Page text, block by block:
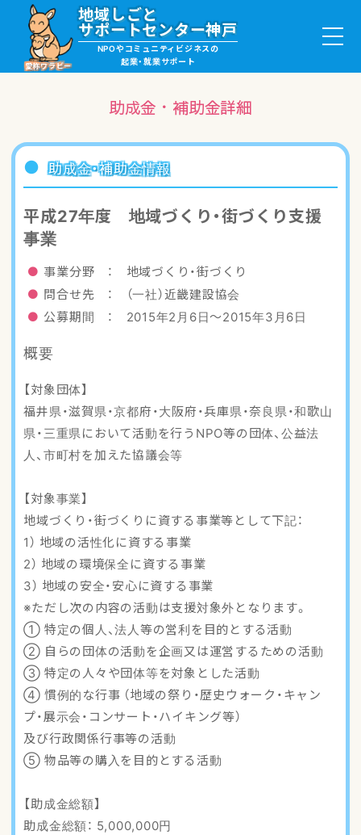
愛称ワラビー
地域しごと
サポートセンター神戸
NPOやコミュニティビジネスの
起業・就業サポート
就職・ボランティア情報
助成金・補助金情報
ご登録・お問い合わせ
助成金・補助金詳細
助成金・補助金情報
平成27年度 地域づくり・街づくり支援
事業
事業分野 ： 地域づくり・街づくり
問合せ先 ： （一社）近畿建設協会
公募期間 ： 2015年2月6日〜2015年3月6日
概要
【対象団体】
福井県・滋賀県・京都府・大阪府・兵庫県・奈良県・和歌山
県・三重県において活動を行うNPO等の団体、公益法
人、市町村を加えた協議会等
【対象事業】
地域づくり・街づくりに資する事業等として下記：
1） 地域の活性化に資する事業
2） 地域の環境保全に資する事業
3） 地域の安全・安心に資する事業
※ただし次の内容の活動は支援対象外となります。
① 特定の個人、法人等の営利を目的とする活動
② 自らの団体の活動を企画又は運営するための活動
③ 特定の人々や団体等を対象とした活動
④ 慣例的な行事 （地域の祭り・歴史ウォーク・キャン
プ・展示会・コンサート・ハイキング等）
及び行政関係行事等の活動
⑤ 物品等の購入を目的とする活動
【助成金総額】
助成金総額： 5,000,000円